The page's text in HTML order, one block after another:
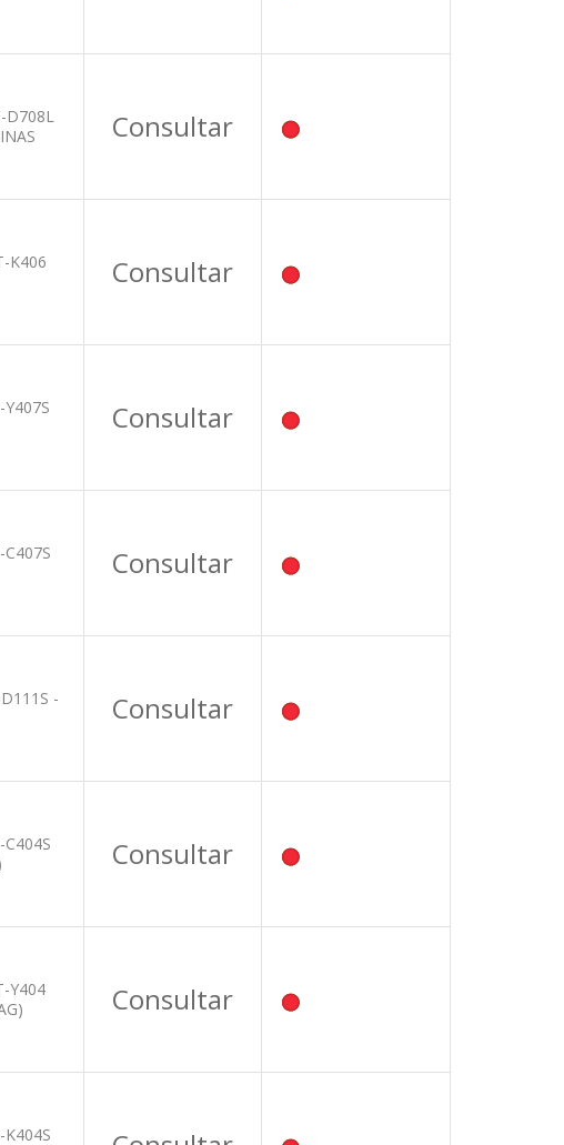
D708L
Consultar
K406
Consultar
Consultar
Consultar
-
Consultar
Consultar
Y404
Consultar
K404S